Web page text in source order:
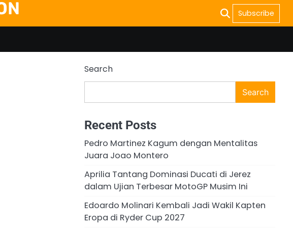
Subscribe
Search
Search
Recent Posts
Pedro Martinez Kagum dengan Mentalitas
Juara Joao Montero
Aprilia Tantang Dominasi Ducati di Jerez
dalam Ujian Terbesar MotoGP Musim Ini
Edoardo Molinari Kembali Jadi Wakil Kapten
Eropa di Ryder Cup 2027